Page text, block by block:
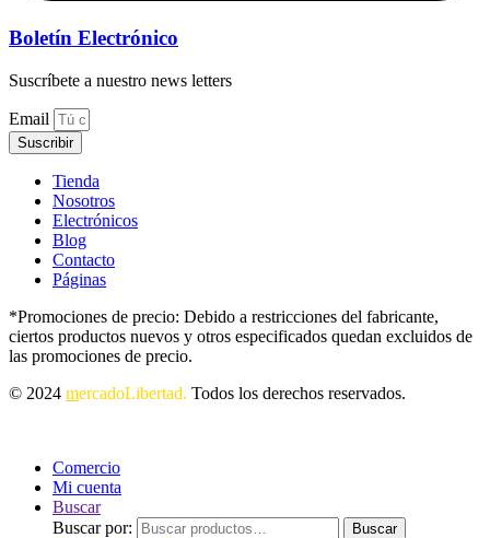
Boletín Electrónico
Suscríbete a nuestro news letters
Email
Suscribir
Tienda
Nosotros
Electrónicos
Blog
Contacto
Páginas
*Promociones de precio: Debido a restricciones del fabricante,
ciertos productos nuevos y otros especificados quedan excluidos de
las promociones de precio.
© 2024 mercadoLibertad. Todos los derechos reservados.
Comercio
Mi cuenta
Buscar
Buscar por:
Buscar